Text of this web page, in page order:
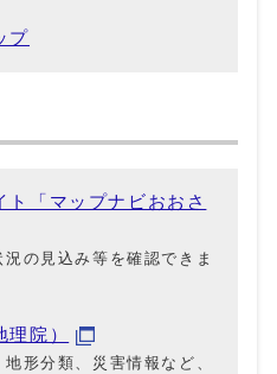
プ
ト「マップナビおおさ
の見込み等を確認できま
院）
形分類、災害情報など、